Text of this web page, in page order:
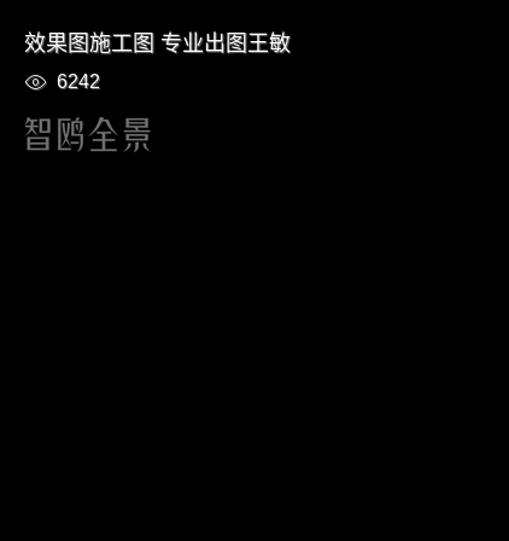
效果图施工图 专业出图王敏
6242